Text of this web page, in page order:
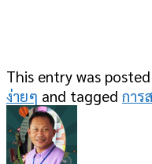
This entry was
ง่ายๆ and tagged การ